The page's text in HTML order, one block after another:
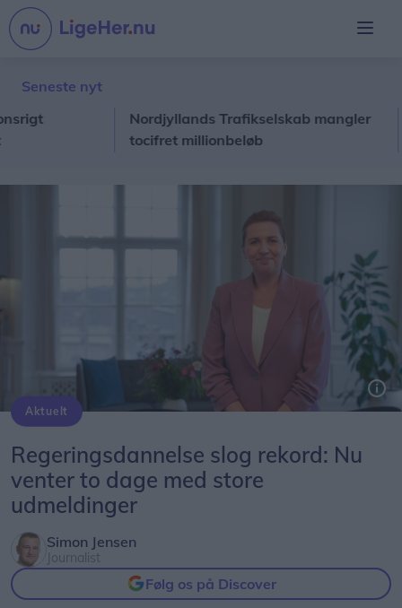
Seneste nyt
Nordjyllands Trafikselskab mangler
tocifret millionbeløb
Aktuelt
Regeringsdannelse slog rekord: Nu
venter to dage med store
udmeldinger
Simon Jensen
Journalist
Følg os på Discover